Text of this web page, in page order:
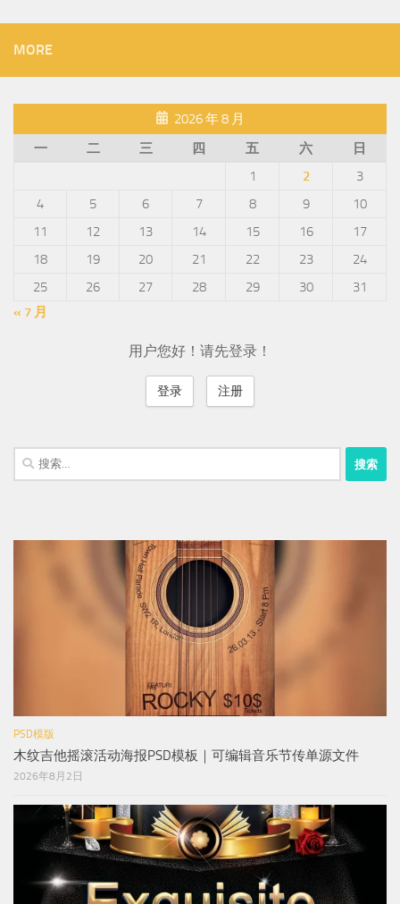
MORE
2026 年 8 月
一
二 三 四 五 六
日
1
2
3
4
5 6 7 8 9
10
11
12 13 14 15 16
17
18
19 20 21 22 23
24
25
26 27 28 29 30
31
« 7 月
用户您好！请先登录！
登录 注册
搜
索：
PSD模版
木纹吉他摇滚活动海报PSD模板｜可编辑音乐节传单源文件
2026年8月2日